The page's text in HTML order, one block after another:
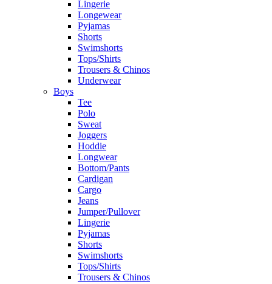
Lingerie
Longewear
Pyjamas
Shorts
Swimshorts
Tops/Shirts
Trousers & Chinos
Underwear
Boys
Tee
Polo
Sweat
Joggers
Hoddie
Longwear
Bottom/Pants
Cardigan
Cargo
Jeans
Jumper/Pullover
Lingerie
Pyjamas
Shorts
Swimshorts
Tops/Shirts
Trousers & Chinos